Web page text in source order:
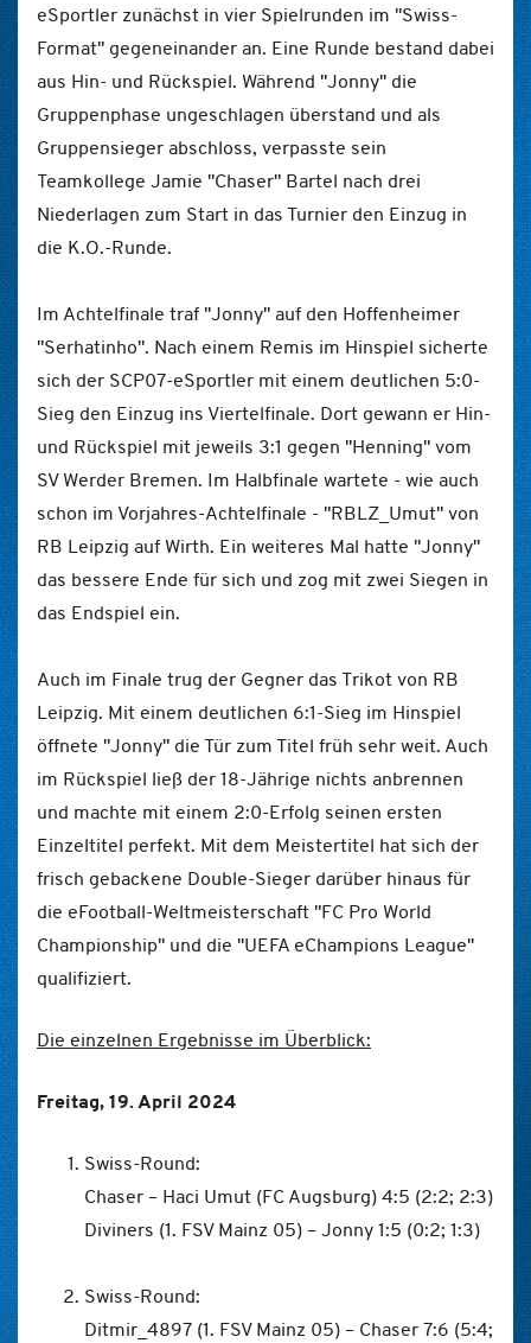
eSportler zunächst in vier Spielrunden im "Swiss-
Format" gegeneinander an. Eine Runde bestand dabei
aus Hin- und Rückspiel. Während "Jonny" die
Gruppenphase ungeschlagen überstand und als
Gruppensieger abschloss, verpasste sein
Teamkollege Jamie "Chaser" Bartel nach drei
Niederlagen zum Start in das Turnier den Einzug in
die K.O.-Runde.
Im Achtelfinale traf "Jonny" auf den Hoffenheimer
"Serhatinho". Nach einem Remis im Hinspiel sicherte
sich der SCP07-eSportler mit einem deutlichen 5:0-
Sieg den Einzug ins Viertelfinale. Dort gewann er Hin-
und Rückspiel mit jeweils 3:1 gegen "Henning" vom
SV Werder Bremen. Im Halbfinale wartete - wie auch
schon im Vorjahres-Achtelfinale - "RBLZ_Umut" von
RB Leipzig auf Wirth. Ein weiteres Mal hatte "Jonny"
das bessere Ende für sich und zog mit zwei Siegen in
das Endspiel ein.
Auch im Finale trug der Gegner das Trikot von RB
Leipzig. Mit einem deutlichen 6:1-Sieg im Hinspiel
öffnete "Jonny" die Tür zum Titel früh sehr weit. Auch
im Rückspiel ließ der 18-Jährige nichts anbrennen
und machte mit einem 2:0-Erfolg seinen ersten
Einzeltitel perfekt. Mit dem Meistertitel hat sich der
frisch gebackene Double-Sieger darüber hinaus für
die eFootball-Weltmeisterschaft "FC Pro World
Championship" und die "UEFA eChampions League"
qualifiziert.
Die einzelnen Ergebnisse im Überblick:
Freitag, 19. April 2024
Swiss-Round:
Chaser – Haci Umut (FC Augsburg) 4:5 (2:2; 2:3)
Diviners (1. FSV Mainz 05) – Jonny 1:5 (0:2; 1:3)
Swiss-Round:
Ditmir_4897 (1. FSV Mainz 05) – Chaser 7:6 (5:4;